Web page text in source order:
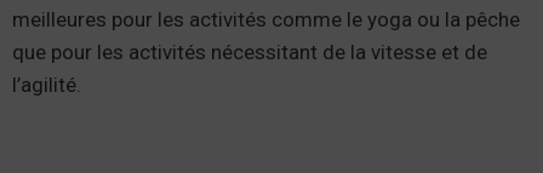
meilleures pour les activités comme le yoga ou la pêche
que pour les activités nécessitant de la vitesse et de
l’agilité.